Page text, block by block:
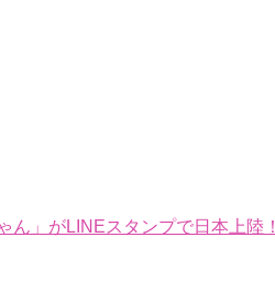
ん」がLINEスタンプで日本上陸！